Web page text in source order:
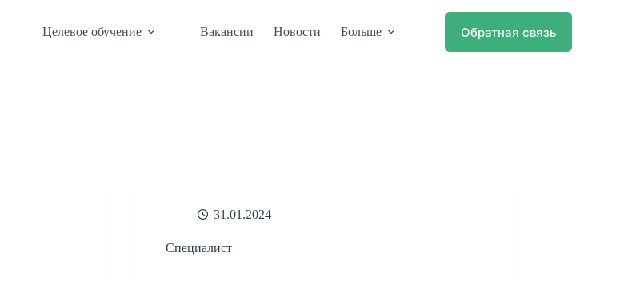
им. В.И. Вернадского
Целевое обучение Вакансии Новости Больше Обратная связь
31.01.2024
Специалист